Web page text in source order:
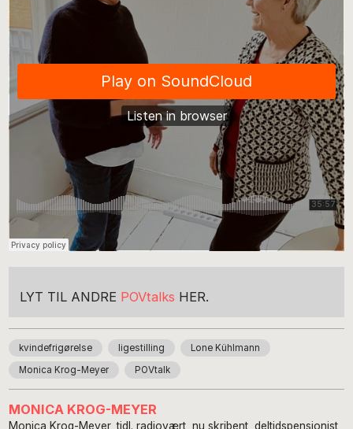
LYT TIL ANDRE POVtalks HER.
kvindefrigørelse ligestilling Lone Kühlmann
Monica Krog-Meyer POVtalk
MONICA KROG-MEYER
Monica Krog-Meyer, tidl. radiovært, nu skribent, deltidspensionist